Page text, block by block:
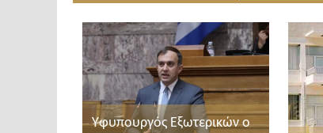
Υφυπουργός Εξωτερικών ο